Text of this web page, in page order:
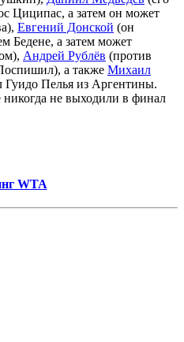
Циципас, а затем он может
Евгений Донской (он
Бедене, а затем может
Андрей Рублёв (против
а также Михаил
Гуидо Пелья из Аргентины.
никогда не выходили в финал
WTA